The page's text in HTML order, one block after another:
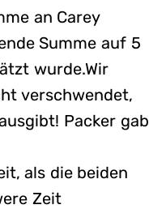
an Carey
Summe auf 5
wurde.Wir
verschwendet,
Packer gab
als die beiden
Zeit